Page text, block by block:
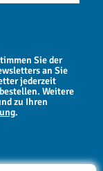
Sie der
an Sie
jederzeit
Weitere
zu Ihren
.